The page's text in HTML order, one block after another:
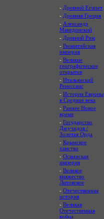
- Древний Египет
- Древняя Греция
- Александр
Македонский
- Древний Рим
- Византийская
империя
- Великие
географические
открытия
- Итальянский
Ренессанс
- История Европы
в Средние века
- Раннее Новое
время
- Государство
Джучидов /
Золотая Орда
- Крымское
ханство
- Османская
империя
- Великое
княжество
Литовское
- Отечественная
история
- Великая
Отечественная
война